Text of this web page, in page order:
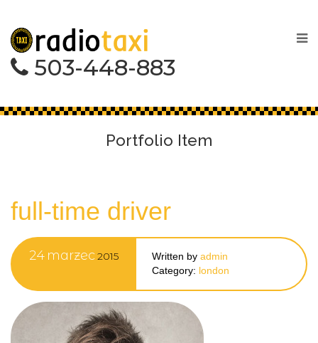
503-448-883
Portfolio Item
full-time driver
24 marzec2015 Written by admin
Category: london